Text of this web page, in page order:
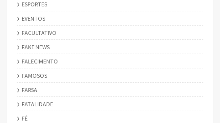
ESPORTES
EVENTOS
FACULTATIVO
FAKE NEWS
FALECIMENTO
FAMOSOS
FARSA
FATALIDADE
FÉ